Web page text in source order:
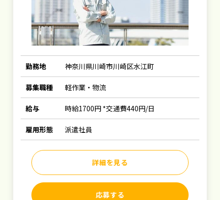
勤務地 神奈川県川崎市川崎区水江町
募集職種 軽作業・物流
給与 時給1700円 *交通費440円/日
雇用形態 派遣社員
詳細を見る
応募する